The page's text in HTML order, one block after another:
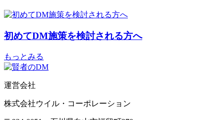
初めてDM施策を検討される方へ
もっとみる
運営会社
株式会社ウイル・コーポレーション